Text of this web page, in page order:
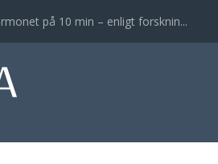
på 10 min – enligt forsknin...